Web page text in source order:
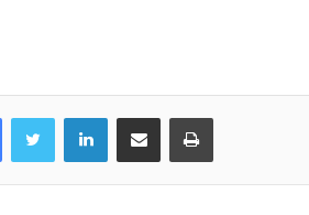
FacebookTwitter LinkedinPartager par email Imprimer